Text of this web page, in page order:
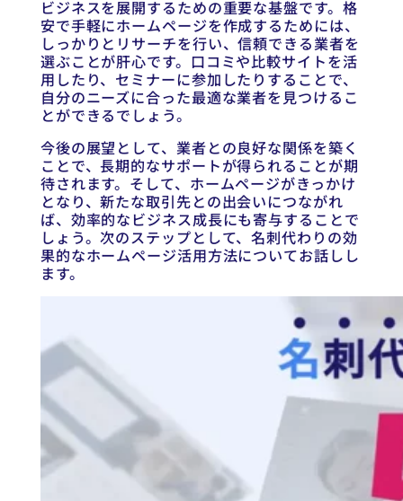
ビジネスを展開するための重要な基盤です。格
安で手軽にホームページを作成するためには、
しっかりとリサーチを行い、信頼できる業者を
選ぶことが肝心です。口コミや比較サイトを活
用したり、セミナーに参加したりすることで、
自分のニーズに合った最適な業者を見つけるこ
とができるでしょう。
今後の展望として、業者との良好な関係を築く
ことで、長期的なサポートが得られることが期
待されます。そして、ホームページがきっかけ
となり、新たな取引先との出会いにつながれ
ば、効率的なビジネス成長にも寄与することで
しょう。次のステップとして、名刺代わりの効
果的なホームページ活用方法についてお話しし
ます。